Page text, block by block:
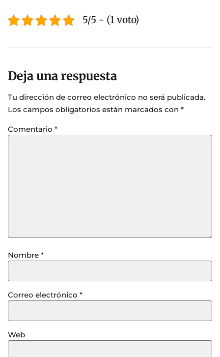
5/5 - (1 voto)
Deja una respuesta
Tu dirección de correo electrónico no será publicada.
Los campos obligatorios están marcados con *
Comentario *
Nombre *
Correo electrónico *
Web